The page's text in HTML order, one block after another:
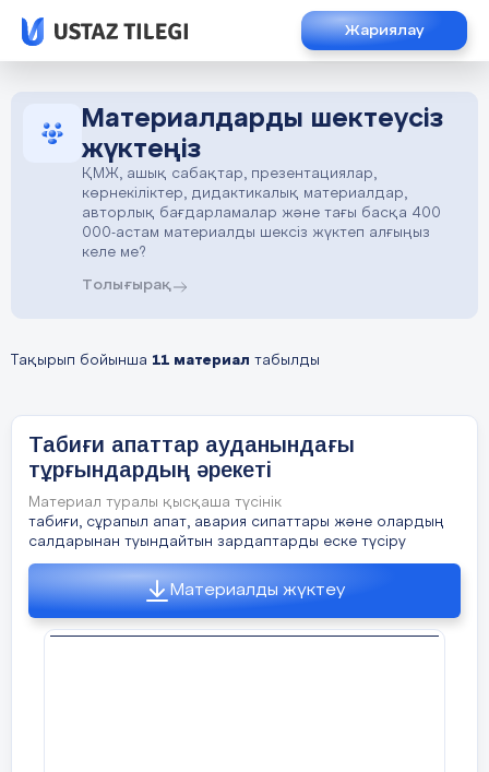
Жариялау
Материалдарды шектеусіз
жүктеңіз
ҚМЖ, ашық сабақтар, презентациялар,
көрнекіліктер, дидактикалық материалдар,
авторлық бағдарламалар және тағы басқа 400
000-астам материалды шексіз жүктеп алғыңыз
келе ме?
Толығырақ
Тақырып бойынша 11 материал табылды
Табиғи апаттар ауданындағы
тұрғындардың әрекеті
Материал туралы қысқаша түсінік
табиғи, сұрапыл апат, авария сипаттары және олардың
салдарынан туындайтын зардаптарды еске түсіру
Материалды жүктеу